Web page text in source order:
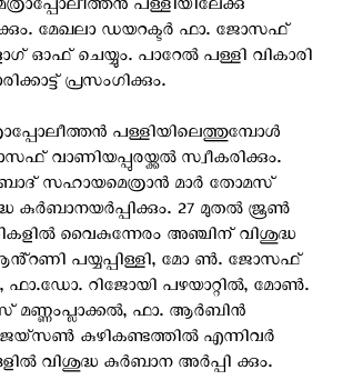
പള്ളിയിലേക്കു
മേഖലാ ഡയറക്ട‌ർ ഫാ. ജോസഫ്
ഓഫ് ചെയ്യും. പാറേൽ പള്ളി വികാരി
പ്രസംഗിക്കും.
പള്ളിയിലെത്തുമ്പോൾ
വാണിയപ്പുരയ്ക്കൽ സ്വീകരിക്കും.
സഹായമെത്രാൻ മാർ തോമസ്
കുർബാനയർപ്പിക്കും. 27 മുതൽ ജൂൺ
വൈകുന്നേരം അഞ്ചിന് വിശുദ്ധ
പയ്യപ്പിള്ളി, മോ ൺ. ജോസഫ്
റിജോയി പഴയാറ്റിൽ, മോൺ.
ഫാ. ആർബിൻ
കുഴികണ്ടത്തിൽ എന്നിവർ
വിശുദ്ധ കുർബാന അർപ്പി ക്കും.